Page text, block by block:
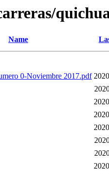
Name
0-Noviembre 2017.pdf